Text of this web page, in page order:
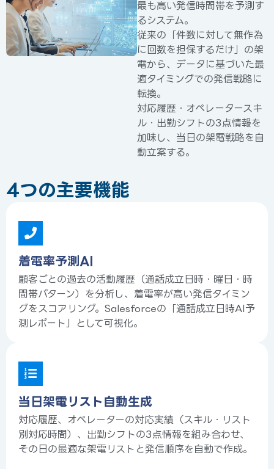
最も高い発信時間帯を予測す
るシステム。
従来の「件数に対して無作為
に回数を担保するだけ」の架
電から、データに基づいた最
適タイミングでの発信戦略に
転換。
対応履歴・オペレータースキ
ル・出勤シフトの3点情報を
加味し、当日の架電戦略を自
動立案する。
4つの主要機能
着電率予測AI
顧客ごとの過去の活動履歴（通話成立日時・曜日・時
間帯パターン）を分析し、着電率が高い発信タイミン
グをスコアリング。Salesforceの「通話成立日時AI予
測レポート」として可視化。
当日架電リスト自動生成
対応履歴、オペレーターの対応実績（スキル・リスト
別対応時間）、出勤シフトの3点情報を組み合わせ、
その日の最適な架電リストと発信順序を自動で作成。